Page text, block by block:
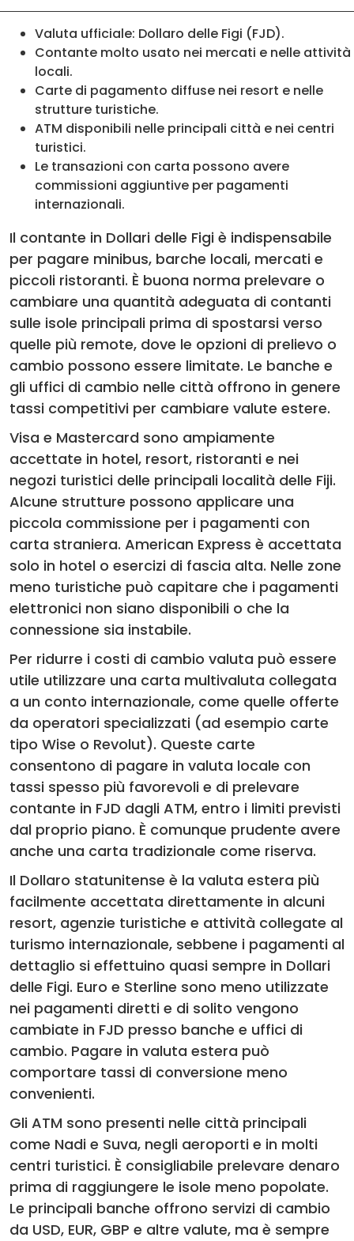
Valuta ufficiale: Dollaro delle Figi (FJD).
Contante molto usato nei mercati e nelle attività
locali.
Carte di pagamento diffuse nei resort e nelle
strutture turistiche.
ATM disponibili nelle principali città e nei centri
turistici.
Le transazioni con carta possono avere
commissioni aggiuntive per pagamenti
internazionali.
Il contante in Dollari delle Figi è indispensabile
per pagare minibus, barche locali, mercati e
piccoli ristoranti. È buona norma prelevare o
cambiare una quantità adeguata di contanti
sulle isole principali prima di spostarsi verso
quelle più remote, dove le opzioni di prelievo o
cambio possono essere limitate. Le banche e
gli uffici di cambio nelle città offrono in genere
tassi competitivi per cambiare valute estere.
Visa e Mastercard sono ampiamente
accettate in hotel, resort, ristoranti e nei
negozi turistici delle principali località delle Fiji.
Alcune strutture possono applicare una
piccola commissione per i pagamenti con
carta straniera. American Express è accettata
solo in hotel o esercizi di fascia alta. Nelle zone
meno turistiche può capitare che i pagamenti
elettronici non siano disponibili o che la
connessione sia instabile.
Per ridurre i costi di cambio valuta può essere
utile utilizzare una carta multivaluta collegata
a un conto internazionale, come quelle offerte
da operatori specializzati (ad esempio carte
tipo Wise o Revolut). Queste carte
consentono di pagare in valuta locale con
tassi spesso più favorevoli e di prelevare
contante in FJD dagli ATM, entro i limiti previsti
dal proprio piano. È comunque prudente avere
anche una carta tradizionale come riserva.
Il Dollaro statunitense è la valuta estera più
facilmente accettata direttamente in alcuni
resort, agenzie turistiche e attività collegate al
turismo internazionale, sebbene i pagamenti al
dettaglio si effettuino quasi sempre in Dollari
delle Figi. Euro e Sterline sono meno utilizzate
nei pagamenti diretti e di solito vengono
cambiate in FJD presso banche e uffici di
cambio. Pagare in valuta estera può
comportare tassi di conversione meno
convenienti.
Gli ATM sono presenti nelle città principali
come Nadi e Suva, negli aeroporti e in molti
centri turistici. È consigliabile prelevare denaro
prima di raggiungere le isole meno popolate.
Le principali banche offrono servizi di cambio
da USD, EUR, GBP e altre valute, ma è sempre